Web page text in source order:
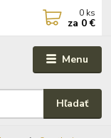
Menu
Hľadať
0 ks
za 0 €